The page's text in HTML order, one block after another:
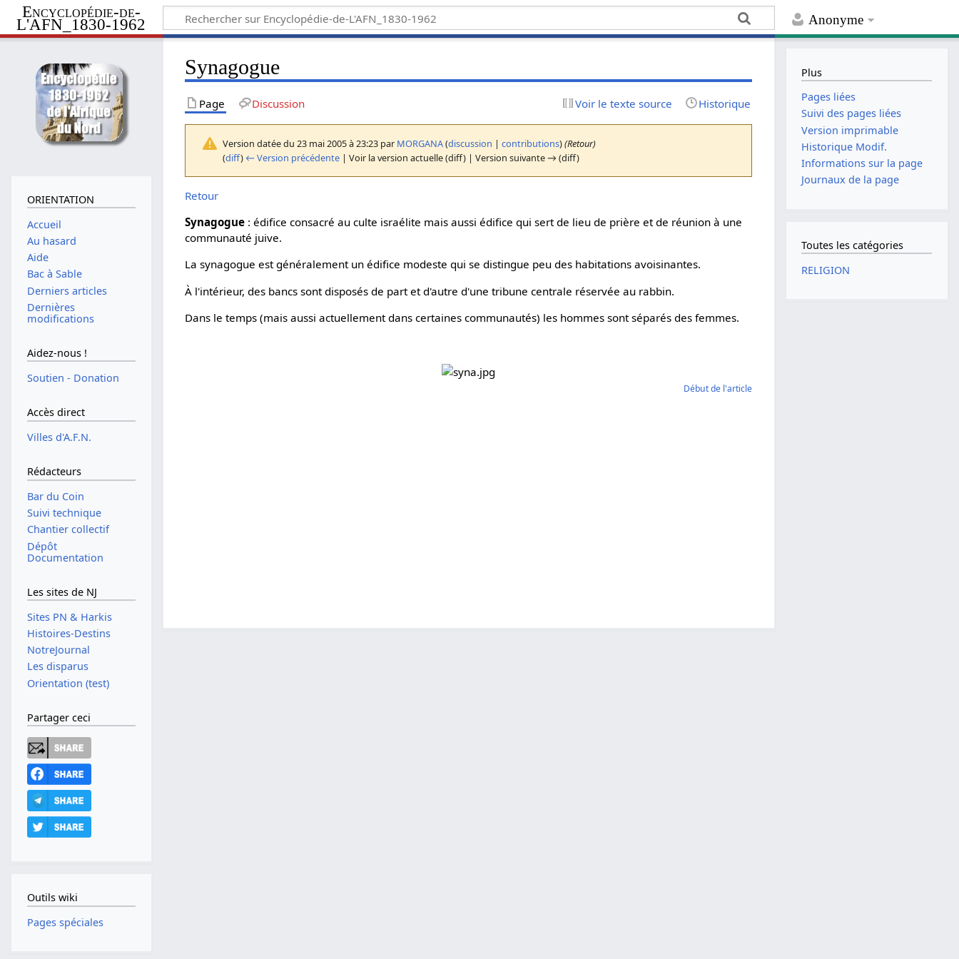
Anonyme
Encyclopédie-de-
L'AFN_1830-1962
Synagogue
Page Discussion Voir le texte source Historique
Version datée du 23 mai 2005 à 23:23 par MORGANA(discussion |contributions)(Retour)
(diff) ← Version précédente | Voir la version actuelle (diff) | Version suivante → (diff)
Retour
Synagogue : édifice consacré au culte israélite mais aussi édifice qui sert de lieu de prière et de réunion à une
communauté juive.
La synagogue est généralement un édifice modeste qui se distingue peu des habitations avoisinantes.
À l'intérieur, des bancs sont disposés de part et d'autre d'une tribune centrale réservée au rabbin.
Dans le temps (mais aussi actuellement dans certaines communautés) les hommes sont séparés des femmes.
Début de l'article
ORIENTATION
Accueil
Au hasard
Aide
Bac à Sable
Derniers articles
Dernières
modifications
Aidez-nous !
Soutien - Donation
Accès direct
Villes d'A.F.N.
Rédacteurs
Bar du Coin
Suivi technique
Chantier collectif
Dépôt
Documentation
Les sites de NJ
Sites PN & Harkis
Histoires-Destins
NotreJournal
Les disparus
Orientation (test)
Partager ceci
Outils wiki
Pages spéciales
Plus
Pages liées
Suivi des pages liées
Version imprimable
Historique Modif.
Informations sur la page
Journaux de la page
Toutes les catégories
RELIGION